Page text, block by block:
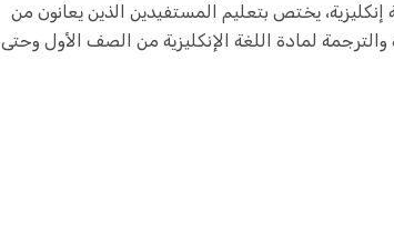
يختص بتعليم المستفيدين الذين يعانون من
لمادة اللغة الإنكليزية من الصف الأول وحتى